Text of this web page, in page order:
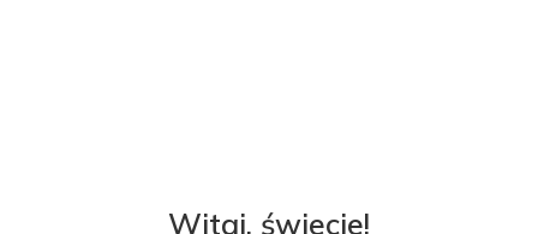
Witaj, świecie!